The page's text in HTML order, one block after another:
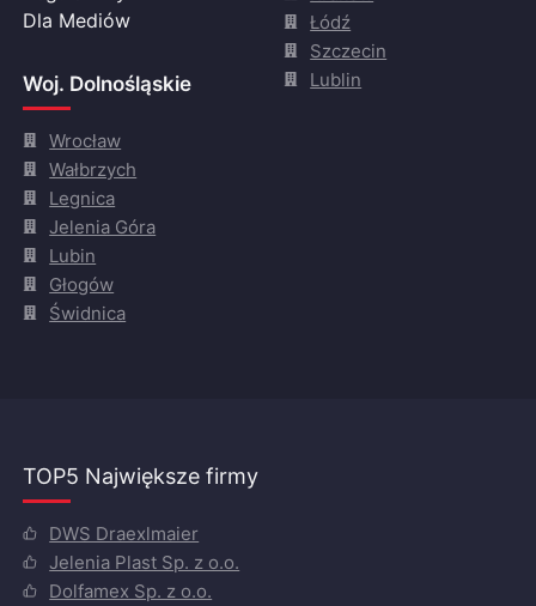
Dla Mediów
Woj. Dolnośląskie
Wrocław
Wałbrzych
Legnica
Jelenia Góra
Lubin
Głogów
Świdnica
Łódź
Szczecin
Lublin
TOP5 Największe firmy
DWS Draexlmaier
Jelenia Plast Sp. z o.o.
Dolfamex Sp. z o.o.